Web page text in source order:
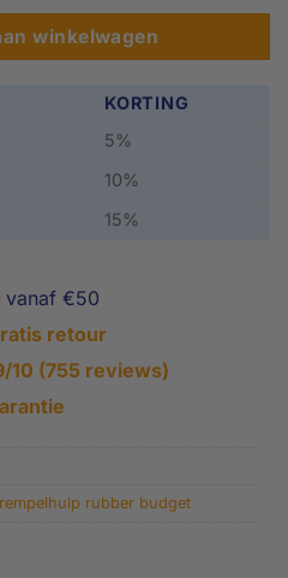
winkelwagen
KORTING
5%
10%
15%
vanaf €50
retour
10 (755 reviews)
rubber budget